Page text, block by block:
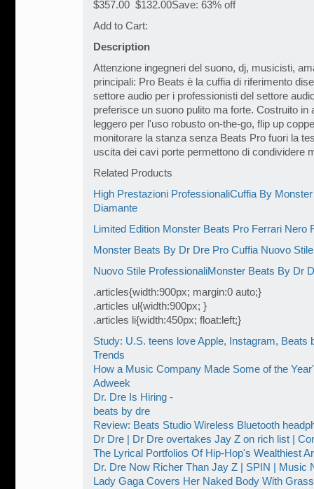
$357.00 $132.00Save: 63% off
Add to Cart:
Description
Attenzione ingegneri del suono, dj, musicisti,
principali: Pro Beats è la cuffia di riferimento
settore audio per i professionisti del settore
preferisce un suono pulito ma forte. Costruito in
leggero per l'uso robusto on-the-go, flip up
monitorare la stanza senza Beats Pro fuori la
uscita dei cavi porte permettono di condividere
Related Products
High Prestazioni ProfessionaliCuffia By
Diamante
Limited Edition Monster Beats Pro Ferrari Nero
Monster Beats By Dr Dre Pro Cuffia Nuovo
Nuovo Stile ProfessionaliMonster Beats By Dr
.articles{width:900px; margin:0 auto;}
.articles ul{width:900px; }
.articles li{width:450px; float:left;}
Study: U.S. teens love Apple, Instagram, Beats
Trends
How a Music Company Made Some of the
Adweek
Dr. Dre Is Hiring -
beats by dre
Review: Beats Studio Wireless Bluetooth
Dr Dre | Dr Dre overtakes Jay Z on rich list |
The Lyrical Portfolios Of Hip-Hop's Wealthiest
Dr. Dre Now Richer Than Jay Z | SPIN | Music
Lady Gaga Covers Her Naked Body With